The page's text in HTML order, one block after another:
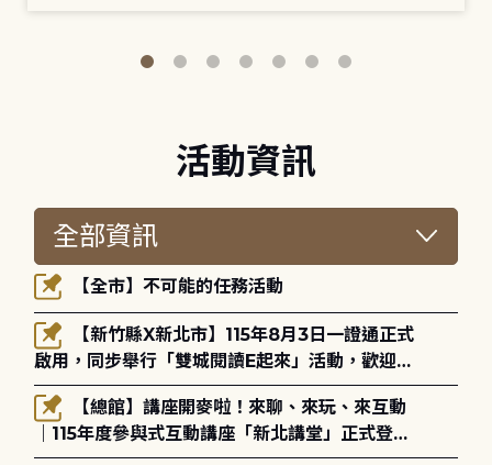
活動資訊
【全市】不可能的任務活動
啟用，同步舉行「雙城閱讀E起來」活動，歡迎踴
躍參加(115年8月3日至10月4日)。
｜115年度參與式互動講座「新北講堂」正式登
場！